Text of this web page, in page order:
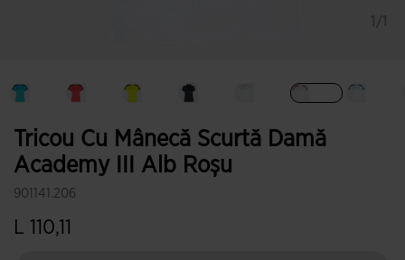
Tricou Cu Mânecă Scurtă Damă
Academy III Alb Roșu
901141.206
L 110,11